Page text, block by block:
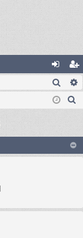
on
ne
on
’e
nr
ist
ree
e